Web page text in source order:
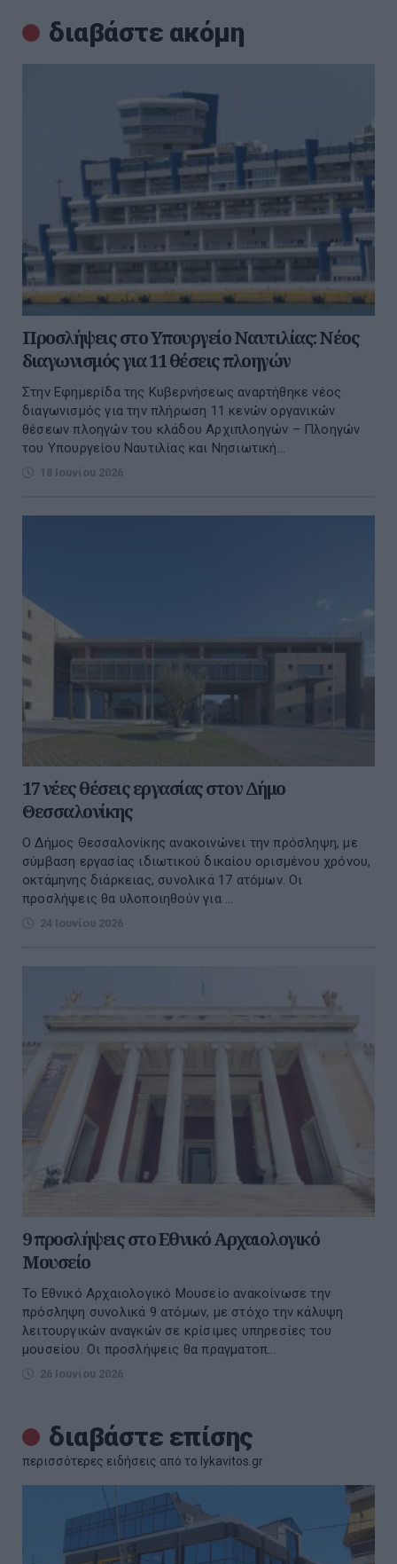
διαβάστε ακόμη
Προσλήψεις στο Υπουργείο Ναυτιλίας: Νέος
διαγωνισμός για 11 θέσεις πλοηγών
Στην Εφημερίδα της Κυβερνήσεως αναρτήθηκε νέος
διαγωνισμός για την πλήρωση 11 κενών οργανικών
θέσεων πλοηγών του κλάδου Αρχιπλοηγών – Πλοηγών
του Υπουργείου Ναυτιλίας και Νησιωτική...
18 Ιουνίου 2026
17 νέες θέσεις εργασίας στον Δήμο
Θεσσαλονίκης
Ο Δήμος Θεσσαλονίκης ανακοινώνει την πρόσληψη, με
σύμβαση εργασίας ιδιωτικού δικαίου ορισμένου χρόνου,
οκτάμηνης διάρκειας, συνολικά 17 ατόμων. Οι
προσλήψεις θα υλοποιηθούν για ...
24 Ιουνίου 2026
9 προσλήψεις στο Εθνικό Αρχαιολογικό
Μουσείο
Το Εθνικό Αρχαιολογικό Μουσείο ανακοίνωσε την
πρόσληψη συνολικά 9 ατόμων, με στόχο την κάλυψη
λειτουργικών αναγκών σε κρίσιμες υπηρεσίες του
μουσείου. Οι προσλήψεις θα πραγματοπ...
26 Ιουνίου 2026
διαβάστε επίσης
περισσότερες ειδήσεις από το lykavitos.gr